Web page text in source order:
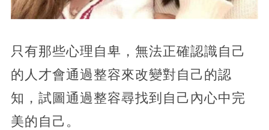
只有那些心理自卑，無法正確認識自己
的人才會通過整容來改變對自己的認
知，試圖通過整容尋找到自己內心中完
美的自己。